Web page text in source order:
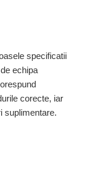
specificatii
echipa
corecte, iar
suplimentare.